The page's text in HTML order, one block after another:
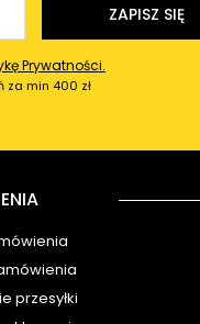
ZAPISZ SIĘ
Prywatności.
za min 400 zł
przesyłki